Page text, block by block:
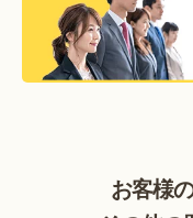
お客様